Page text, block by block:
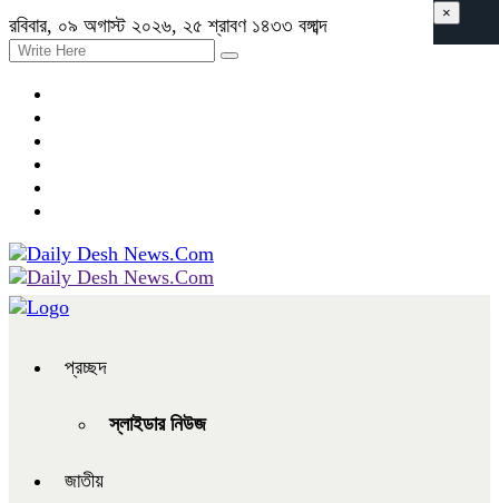
রবিবার, ০৯ অগাস্ট ২০২৬, ২৫ শ্রাবণ ১৪৩৩ বঙ্গাব্দ
প্রচ্ছদ
স্লাইডার নিউজ
জাতীয়
×